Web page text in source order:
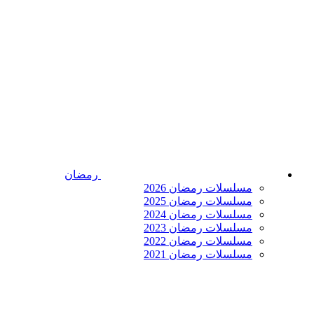
رمضان
مسلسلات رمضان 2026
مسلسلات رمضان 2025
مسلسلات رمضان 2024
مسلسلات رمضان 2023
مسلسلات رمضان 2022
مسلسلات رمضان 2021